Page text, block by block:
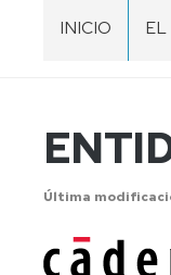
INICIO EL
Y
Última